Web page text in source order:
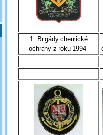
1. Brigády chemické
ochrany z roku 1994